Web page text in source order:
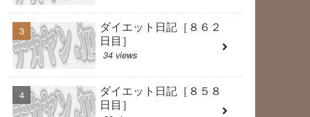
ダイエット日記［８６２
日目］
34 views
ダイエット日記［８５８
日目］